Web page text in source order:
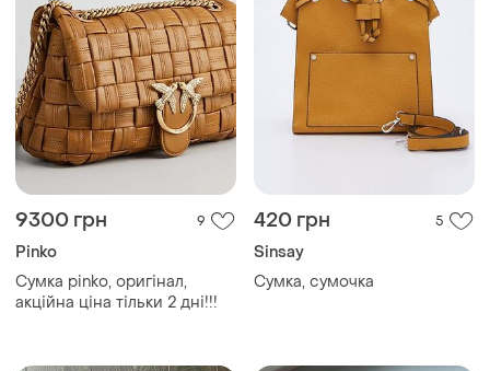
9300 грн 9
Pinko
Сумка pinko, оригінал,
акційна ціна тільки 2 дні!!!
420 грн 5
Sinsay
Сумка, сумочка